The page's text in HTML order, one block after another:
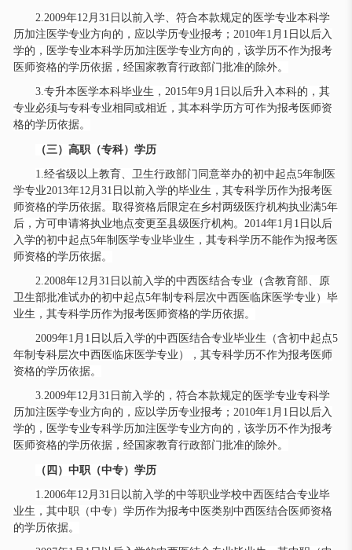
2.2009年12月31日以前入学、符合本款规定的医学专业本科学
历加注医学专业方向的，应以学历专业报考；2010年1月1日以后入
学的，医学专业本科学历加注医学专业方向的，该学历不作为报考
医师资格的学历依据，经国家教育行政部门批准的除外。
3.专升本医学本科毕业生，2015年9月1日以后升入本科的，其
专业必须与专科专业相同或相近，其本科学历方可作为报考医师资
格的学历依据。
（三）高职（专科）学历
1.经省级以上教育、卫生行政部门同意举办的初中起点5年制医
学专业2013年12月31日以前入学的毕业生，其专科学历作为报考医
师资格的学历依据。取得资格后限定在乡村两级医疗机构执业满5年
后，方可申请将执业地点变更至县级医疗机构。2014年1月1日以后
入学的初中起点5年制医学专业毕业生，其专科学历不能作为报考医
师资格的学历依据。
2.2008年12月31日以前入学的中西医结合专业（含教育部、原
卫生部批准试办的初中起点5年制专科层次中西医临床医学专业）毕
业生，其专科学历作为报考医师资格的学历依据。
2009年1月1日以后入学的中西医结合专业毕业生（含初中起点5
年制专科层次中西医临床医学专业），其专科学历不作为报考医师
资格的学历依据。
3.2009年12月31日前入学的，符合本款规定的医学专业专科学
历加注医学专业方向的，应以学历专业报考；2010年1月1日以后入
学的，医学专业专科学历加注医学专业方向的，该学历不作为报考
医师资格的学历依据，经国家教育行政部门批准的除外。
（四）中职（中专）学历
1.2006年12月31日以前入学的中等职业学校中西医结合专业毕
业生，其中职（中专）学历作为报考中医类别中西医结合医师资格
的学历依据。